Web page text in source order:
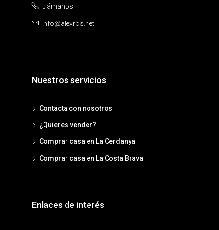
Llámanos
info@alexros.net
Nuestros servicios
Contacta con nosotros
¿Quieres vender?
Comprar casa en La Cerdanya
Comprar casa en La Costa Brava
Enlaces de interés